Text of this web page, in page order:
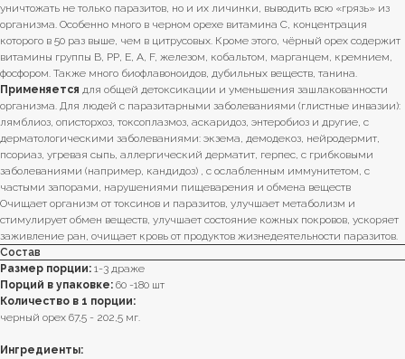
уничтожать не только паразитов, но и их личинки, выводить всю «грязь» из
организма. Особенно много в черном орехе витамина С, концентрация
которого в 50 раз выше, чем в цитрусовых. Кроме этого, чёрный орех содержит
витамины группы В, РР, Е, А, F, железом, кобальтом, марганцем, кремнием,
фосфором. Также много биофлавоноидов, дубильных веществ, танина.
Применяется для общей детоксикации и уменьшения зашлакованности
организма. Для людей с паразитарными заболеваниями (глистные инвазии):
лямблиоз, описторхоз, токсоплазмоз, аскаридоз, энтеробиоз и другие, с
дерматологическими заболеваниями: экзема, демодекоз, нейродермит,
псориаз, угревая сыпь, аллергический дерматит, герпес, с грибковыми
заболеваниями (например, кандидоз) , с ослабленным иммунитетом, с
частыми запорами, нарушениями пищеварения и обмена веществ
Очищает организм от токсинов и паразитов, улучшает метаболизм и
стимулирует обмен веществ, улучшает состояние кожных покровов, ускоряет
заживление ран, очищает кровь от продуктов жизнедеятельности паразитов.
Состав
Размер порции: 1-3 драже
Порций в упаковке: 60 -180 шт
Количество в 1 порции:
черный орех 67,5 - 202,5 мг.
Ингредиенты: